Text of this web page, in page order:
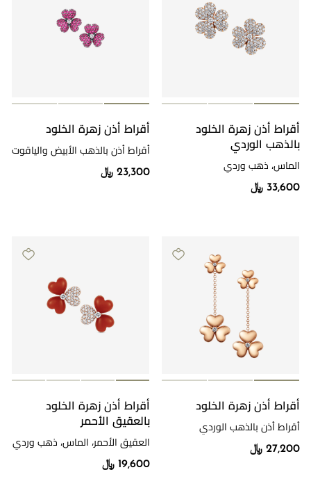
أقراط أذن زهرة الخلود
بالذهب الوردي
الماس، ذهب وردي
33,600 ﷼
أقراط أذن زهرة الخلود
أقراط أذن بالذهب الأبيض والياقوت
23,300 ﷼
أقراط أذن زهرة الخلود
أقراط أذن بالذهب الوردي
27,200 ﷼
أقراط أذن زهرة الخلود
بالعقيق الأحمر
العقيق الأحمر، الماس، ذهب وردي
19,600 ﷼